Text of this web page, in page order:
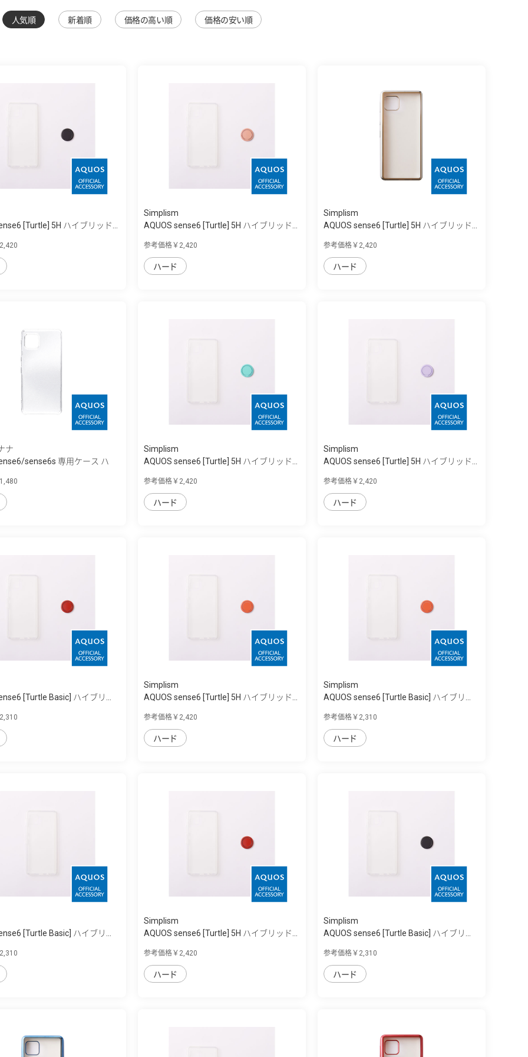
人気順 新着順 価格の高い順 価格の安い順
[Turtle] 5H ハイブリッド...
Simplism
AQUOS sense6 [Turtle] 5H ハイブリッド...
参考価格￥2,420
ハード
Simplism
AQUOS sense6 [Turtle] 5H ハイブリッド...
参考価格￥2,420
ハード
ナ
sense6s 専用ケース ハ
Simplism
AQUOS sense6 [Turtle] 5H ハイブリッド...
参考価格￥2,420
ハード
Simplism
AQUOS sense6 [Turtle] 5H ハイブリッド...
参考価格￥2,420
ハード
[Turtle Basic] ハイブリ...
Simplism
AQUOS sense6 [Turtle] 5H ハイブリッド...
参考価格￥2,420
ハード
Simplism
AQUOS sense6 [Turtle Basic] ハイブリ...
参考価格￥2,310
ハード
[Turtle Basic] ハイブリ...
Simplism
AQUOS sense6 [Turtle] 5H ハイブリッド...
参考価格￥2,420
ハード
Simplism
AQUOS sense6 [Turtle Basic] ハイブリ...
参考価格￥2,310
ハード